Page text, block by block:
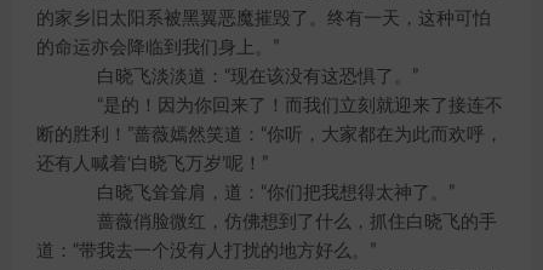
的家乡旧太阳系被黑翼恶魔摧毁了。终有一天，这种可怕
的命运亦会降临到我们身上。”
白晓飞淡淡道：“现在该没有这恐惧了。”
“是的！因为你回来了！而我们立刻就迎来了接连不
断的胜利！”蔷薇嫣然笑道：“你听，大家都在为此而欢呼，
还有人喊着‘白晓飞万岁’呢！”
白晓飞耸耸肩，道：“你们把我想得太神了。”
蔷薇俏脸微红，仿佛想到了什么，抓住白晓飞的手
道：“带我去一个没有人打扰的地方好么。”